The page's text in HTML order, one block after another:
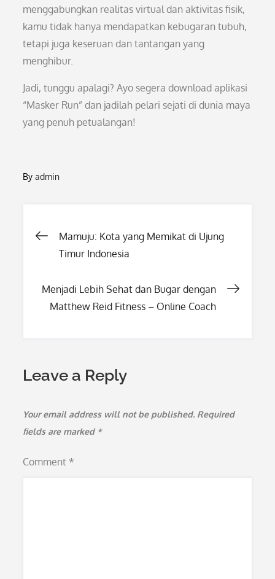
menggabungkan realitas virtual dan aktivitas fisik,
kamu tidak hanya mendapatkan kebugaran tubuh,
tetapi juga keseruan dan tantangan yang
menghibur.
Jadi, tunggu apalagi? Ayo segera download aplikasi
“Masker Run” dan jadilah pelari sejati di dunia maya
yang penuh petualangan!
Byadmin
Post
Mamuju: Kota yang Memikat di Ujung
Timur Indonesia
Menjadi Lebih Sehat dan Bugar dengan
Matthew Reid Fitness – Online Coach
Leave a Reply
Your email address will not be published. Required
fields are marked *
Comment *